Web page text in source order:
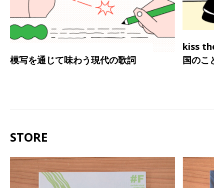
模写を通じて味わう現代の歌詞
kiss the
国のこと
STORE